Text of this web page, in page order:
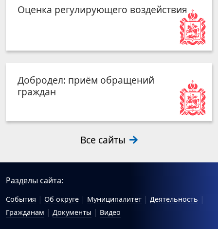
Оценка регулирующего воздействия
Добродел: приём обращений
граждан
Все сайты
Разделы сайта:
События Об округе Муниципалитет
Деятельность
Гражданам
Документы Видео